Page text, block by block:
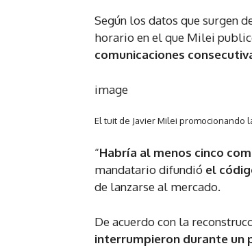
Según los datos que surgen
horario en el que Milei
comunicaciones
image
El tuit de Javier Milei promocionando
“Habría al menos cinco
mandatario difundió el
de lanzarse al mercado.
De acuerdo con la
interrumpieron durante un